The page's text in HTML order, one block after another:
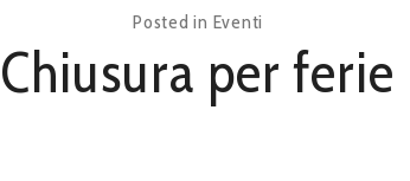
Posted in Eventi
Chiusura per ferie